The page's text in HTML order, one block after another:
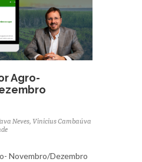
Agro-
Neves, Vinicius Cambaúva
Novembro/Dezembro